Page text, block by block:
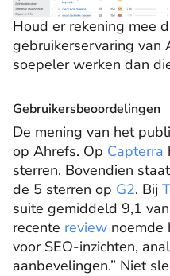
Houd er rekening mee
gebruikerservaring van
soepeler werken dan
Gebruikersbeoordelingen
De mening van het
op Ahrefs. Op Capterra
sterren. Bovendien
de 5 sterren op G2. Bij
suite gemiddeld 9,1
recente review noemde
voor SEO-inzichten,
aanbevelingen.” Niet